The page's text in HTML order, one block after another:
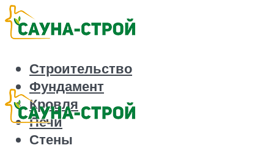
Строительство
Фундамент
Кровля
Печи
Стены